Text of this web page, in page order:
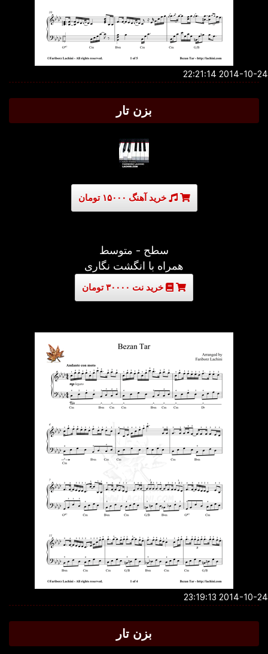
2014-10-24
بزن تار
خرید آهنگ ۱۵۰۰۰ تومان
سطح - متوسط
همراه با انگشت نگاری
خرید نت ۳۰۰۰۰ تومان
2014-10-24
بزن تار